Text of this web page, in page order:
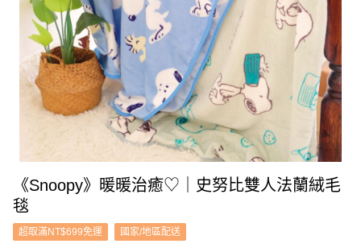
《Snoopy》暖暖治癒♡｜史努比雙人法蘭絨毛
毯
超取滿NT$699免運 國家/地區配送